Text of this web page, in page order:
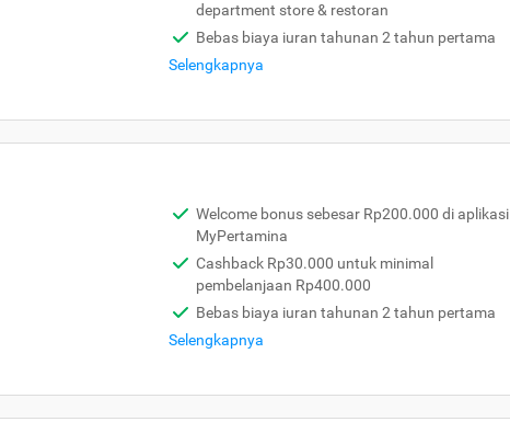
department store & restoran
Bebas biaya iuran tahunan 2 tahun pertama
Selengkapnya
Welcome bonus sebesar Rp200.000 di aplikasi
MyPertamina
Cashback Rp30.000 untuk minimal
pembelanjaan Rp400.000
Bebas biaya iuran tahunan 2 tahun pertama
Selengkapnya